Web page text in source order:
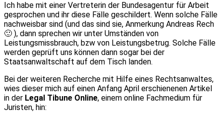
Ich habe mit einer Vertreterin der Bundesagentur für Arbeit
gesprochen und ihr diese Fälle geschildert. Wenn solche Fälle
nachweisbar sind (und das sind sie, Anmerkung Andreas Rech
🙂 ), dann sprechen wir unter Umständen von
Leistungsmissbrauch, bzw von Leistungsbetrug. Solche Fälle
werden geprüft uns können dann sogar bei der
Staatsanwaltschaft auf dem Tisch landen.
Bei der weiteren Recherche mit Hilfe eines Rechtsanwaltes,
wies dieser mich auf einen Anfang April erschienenen Artikel
in der Legal Tibune Online, einem online Fachmedium für
Juristen, hin: